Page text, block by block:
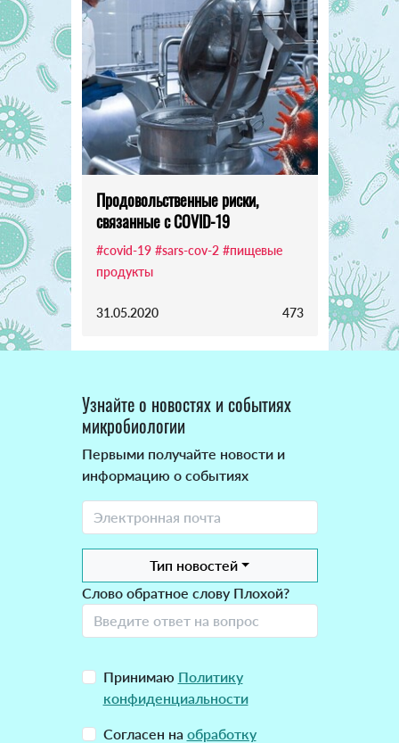
Продовольственные риски,
связанные с COVID-19
#covid-19 #sars-cov-2 #пищевые
продукты
31.05.2020 473
Узнайте о новостях и событиях
микробиологии
Первыми получайте новости и
информацию о событиях
Тип новостей
Слово обратное слову Плохой?
Принимаю Политику
конфиденциальности
Согласен на обработку